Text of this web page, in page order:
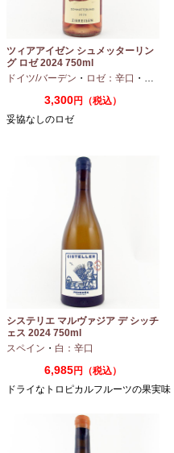
ツィアアイゼン シュメッターリン
グ ロゼ 2024 750ml
ドイツ/バーデン ・ ロゼ：辛口 ・ ピノ
3,300円（税込）
妥協なしのロゼ
システリエ マルヴァジア デ シッチ
ェス 2024 750ml
スペイン ・ 白：辛口
6,985円（税込）
ドライなトロピカルフルーツの果実味